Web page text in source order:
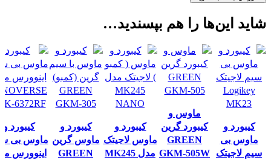
شاید این‌ها را هم بپسندید…
کیبورد و
ماوس بی
سیم لاجیتک
ماوس و
کیبورد گرین
GREEN
GKM-505W
کیبورد و
ماوس لاجیتک
مدل MK245
کیبورد و
ماوس گرین
GREEN
کیبورد و
ماوس بی
اینوورس